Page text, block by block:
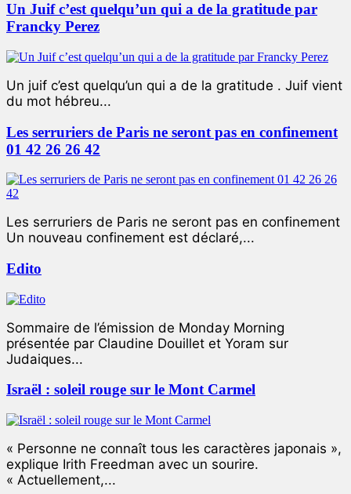
Un Juif c’est quelqu’un qui a de la gratitude par
Francky Perez
Un juif c’est quelqu’un qui a de la gratitude . Juif vient
du mot hébreu...
Les serruriers de Paris ne seront pas en confinement
01 42 26 26 42
Les serruriers de Paris ne seront pas en confinement
Un nouveau confinement est déclaré,...
Edito
Sommaire de l’émission de Monday Morning
présentée par Claudine Douillet et Yoram sur
Judaiques...
Israël : soleil rouge sur le Mont Carmel
« Personne ne connaît tous les caractères japonais »,
explique Irith Freedman avec un sourire.
« Actuellement,...